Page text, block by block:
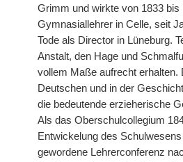
Grimm und wirkte von 1833 bis
Gymnasiallehrer in Celle, seit
Tode als Director in Lüneburg.
Anstalt, den Hage und
vollem Maße aufrecht erhalten.
Deutschen und in der
die bedeutende erzieherische
Als das Oberschulcollegium
Entwickelung des
gewordene Lehrerconferenz